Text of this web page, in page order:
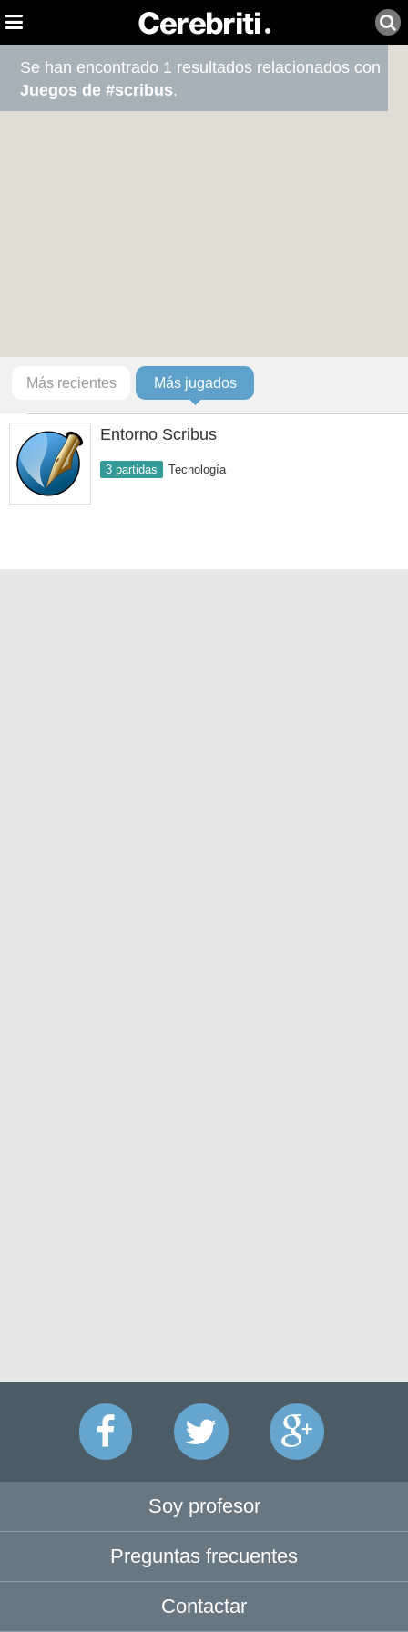
Se han encontrado 1 resultados relacionados con
Juegos de #scribus.
Más recientes Más jugados
Entorno Scribus
3 partidas Tecnología
Soy profesor
Preguntas frecuentes
Contactar